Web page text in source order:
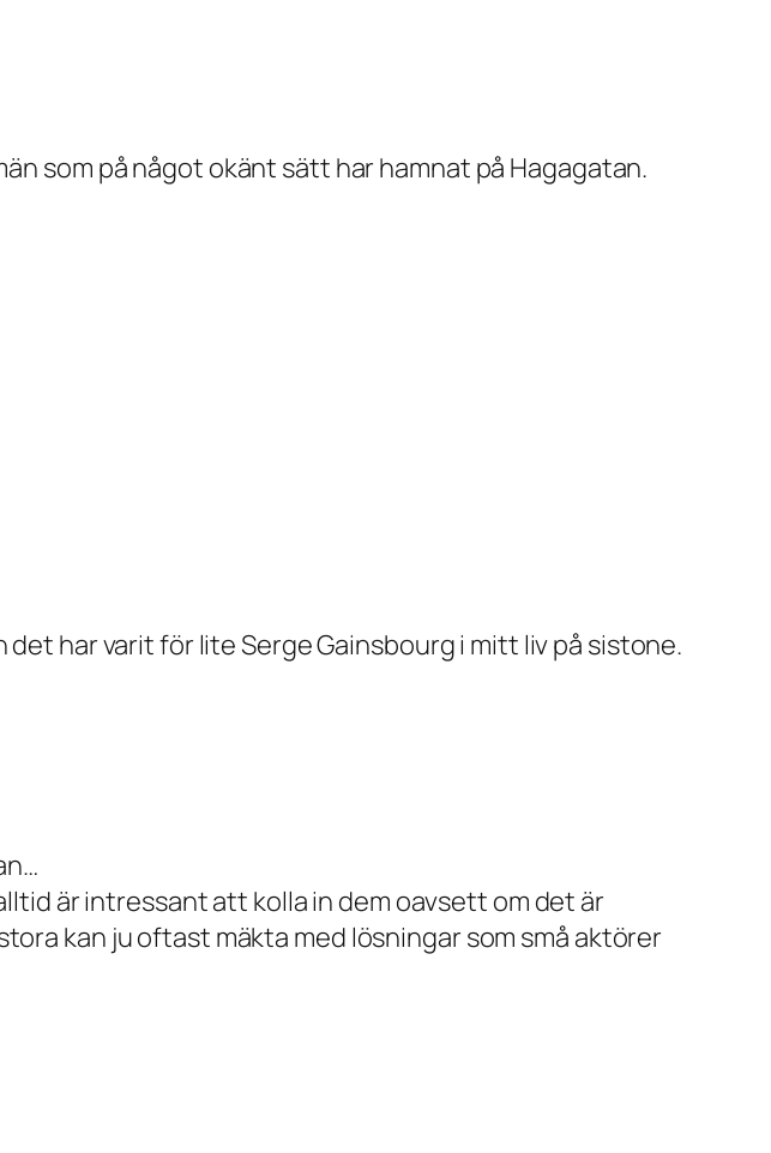
som på något okänt sätt har hamnat på Hagagatan.
har varit för lite Serge Gainsbourg i mitt liv på sistone.
är intressant att kolla in dem oavsett om det är
kan ju oftast mäkta med lösningar som små aktörer